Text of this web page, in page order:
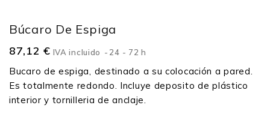
Búcaro De Espiga
87,12 € IVA incluido 24 - 72 h
Bucaro de espiga, destinado a su colocación a pared.
Es totalmente redondo. Incluye deposito de plástico
interior y tornilleria de anclaje.